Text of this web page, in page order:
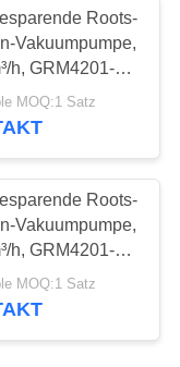
Roots-
Vakuumpumpe,
h, GRM4201-
die Industrie
MOQ:1 Satz
Roots-
Vakuumpumpe,
h, GRM4201-
die Industrie
MOQ:1 Satz